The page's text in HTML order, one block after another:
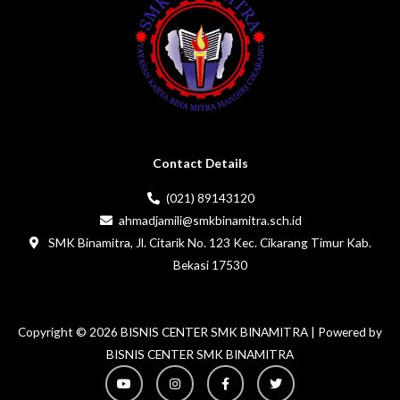
Contact Details
(021) 89143120
ahmadjamili@smkbinamitra.sch.id
SMK Binamitra, Jl. Citarik No. 123 Kec. Cikarang Timur Kab.
Bekasi 17530
Copyright © 2026 BISNIS CENTER SMK BINAMITRA | Powered by
BISNIS CENTER SMK BINAMITRA